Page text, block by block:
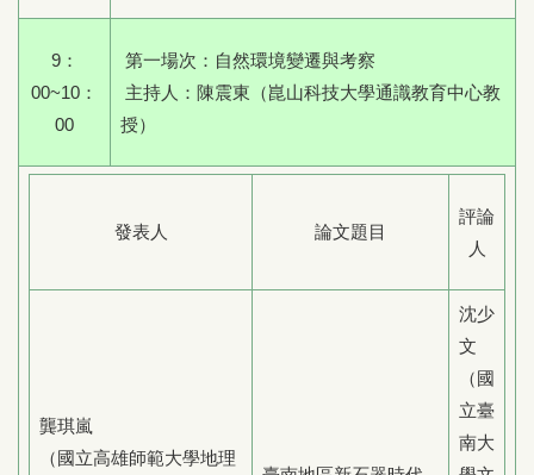
9：
00~10：
00
第一場次：自然環境變遷與考察
主持人：陳震東（崑山科技大學通識教育中心教
授）
發表人 論文題目
評論
人
龔琪嵐
（國立高雄師範大學地理
沈少
文
（國
立臺
南大